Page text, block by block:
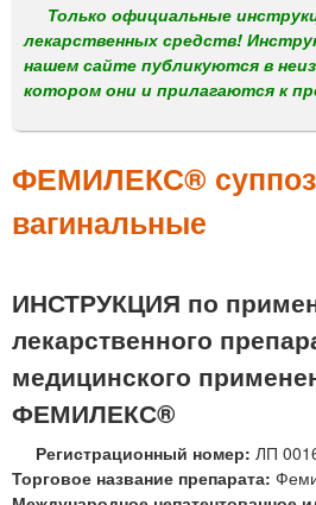
м
е
н
Только официальные
лекарственных средств!
нашем сайте публикуются в
котором они и прилагаются к
ФЕМИЛЕКС®
вагинальные
ИНСТРУКЦИЯ по
лекарственного
медицинского
ФЕМИЛЕКС®
Регистрационный номер: ЛП
Торговое название препарата: